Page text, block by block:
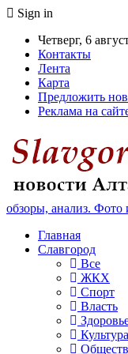
Sign in
Четверг, 6
Контакты
Лента
Карта
Предложить
Реклама на
обзоры, анализ. Фото
Главная
Славгород
Все
ЖКХ
Спорт
Власть
Культура